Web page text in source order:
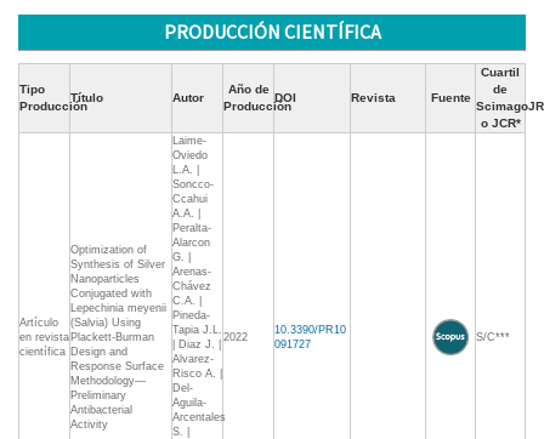
PRODUCCIÓN CIENTÍFICA
Tipo
Producción
Título Autor
Año de
Producción
DOI Revista Fuente
Cuartil
de
ScimagoJR
o JCR*
Artículo
en revista
científica
Optimization of
Synthesis of Silver
Nanoparticles
Conjugated with
Lepechinia meyenii
(Salvia) Using
Plackett-Burman
Design and
Response Surface
Methodology—
Preliminary
Antibacterial
Activity
Laime-
Oviedo
L.A. |
Soncco-
Ccahui
A.A. |
Peralta-
Alarcon
G. |
Arenas-
Chávez
C.A. |
Pineda-
Tapia J.L.
| Diaz J. |
Alvarez-
Risco A. |
Del-
Aguila-
Arcentales
S. |
2022
10.3390/PR10
091727
S/C***